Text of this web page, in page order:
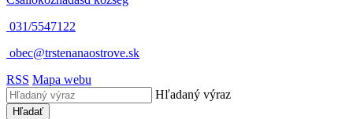
031/5547122
obec@trstenanaostrove.sk
RSS Mapa webu
Hľadaný výraz
Hľadať